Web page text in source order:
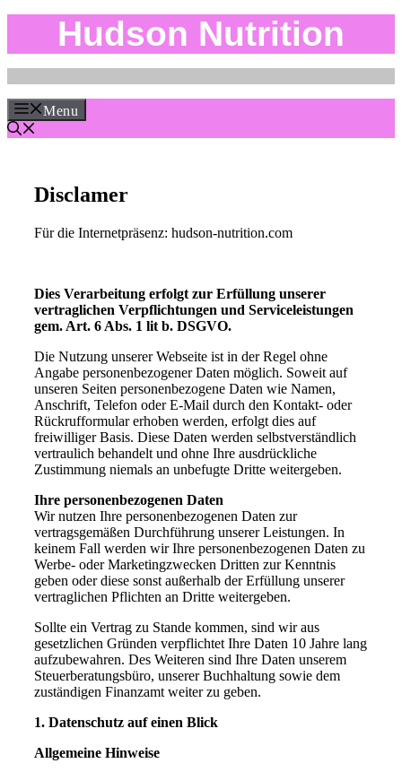
content
Hudson Nutrition
Menu
Disclamer
Für die Internetpräsenz: hudson-nutrition.com
Dies Verarbeitung erfolgt zur Erfüllung unserer
vertraglichen Verpflichtungen und Serviceleistungen
gem. Art. 6 Abs. 1 lit b. DSGVO.
Die Nutzung unserer Webseite ist in der Regel ohne
Angabe personenbezogener Daten möglich. Soweit auf
unseren Seiten personenbezogene Daten wie Namen,
Anschrift, Telefon oder E-Mail durch den Kontakt- oder
Rückrufformular erhoben werden, erfolgt dies auf
freiwilliger Basis. Diese Daten werden selbstverständlich
vertraulich behandelt und ohne Ihre ausdrückliche
Zustimmung niemals an unbefugte Dritte weitergeben.
Ihre personenbezogenen Daten
Wir nutzen Ihre personenbezogenen Daten zur
vertragsgemäßen Durchführung unserer Leistungen. In
keinem Fall werden wir Ihre personenbezogenen Daten zu
Werbe- oder Marketingzwecken Dritten zur Kenntnis
geben oder diese sonst außerhalb der Erfüllung unserer
vertraglichen Pflichten an Dritte weitergeben.
Sollte ein Vertrag zu Stande kommen, sind wir aus
gesetzlichen Gründen verpflichtet Ihre Daten 10 Jahre lang
aufzubewahren. Des Weiteren sind Ihre Daten unserem
Steuerberatungsbüro, unserer Buchhaltung sowie dem
zuständigen Finanzamt weiter zu geben.
1. Datenschutz auf einen Blick
Allgemeine Hinweise